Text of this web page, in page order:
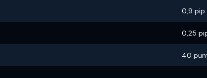
0,9 pip
0,25
40